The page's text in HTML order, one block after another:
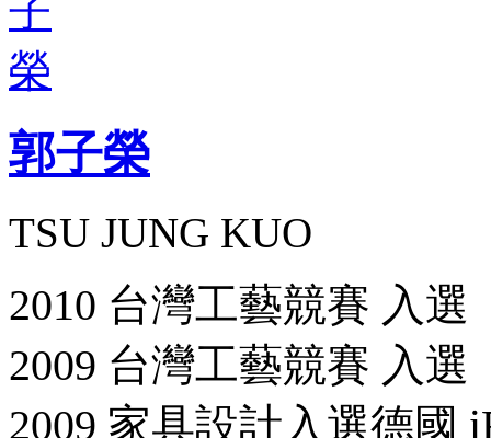
郭子榮
TSU JUNG KUO
2010 台灣工藝競賽 入選
2009 台灣工藝競賽 入選
2009 家具設計入選德國